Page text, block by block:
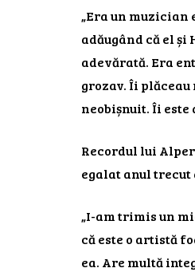
„Era un muzician
adăugând că el
adevărată. Era
grozav. Îi
neobișnuit. Îi este
Recordul lui
egalat anul
„I-am trimis un
că este o artistă
ea. Are multă